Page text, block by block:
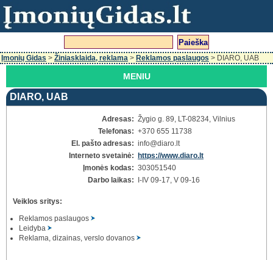
Įmonių Gidas > Žiniasklaida, reklama > Reklamos paslaugos > DIARO, UAB
MENIU
DIARO, UAB
Adresas: Žygio g. 89, LT-08234, Vilnius
Telefonas: +370 655 11738
El. pašto adresas: info@diaro.lt
Interneto svetainė:
https://www.diaro.lt
Įmonės kodas: 303051540
Darbo laikas:
I-IV 09-17, V 09-16
Veiklos sritys:
Reklamos paslaugos
Leidyba
Reklama, dizainas, verslo dovanos